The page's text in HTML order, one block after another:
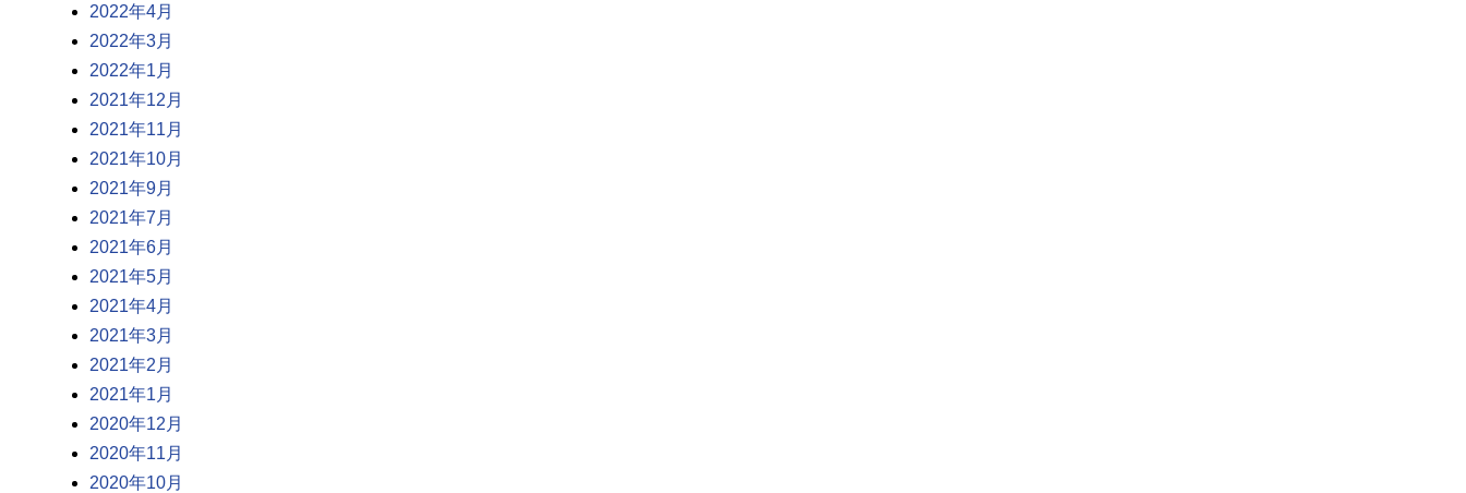
2022年4月
2022年3月
2022年1月
2021年12月
2021年11月
2021年10月
2021年9月
2021年7月
2021年6月
2021年5月
2021年4月
2021年3月
2021年2月
2021年1月
2020年12月
2020年11月
2020年10月